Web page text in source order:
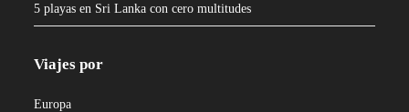
5 playas en Sri Lanka con cero multitudes
Viajes por
Europa